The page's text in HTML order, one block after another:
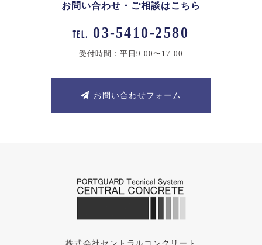
お問い合わせ・ご相談はこちら
TEL. 03-5410-2580
受付時間：平日9:00〜17:00
お問い合わせフォーム